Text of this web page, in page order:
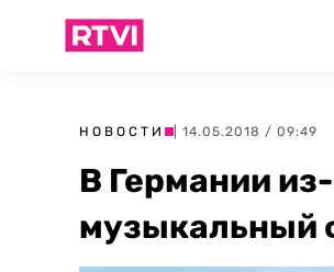
НОВОСТИ | 14.05.2018 / 09:49
В Германии
музыкальный